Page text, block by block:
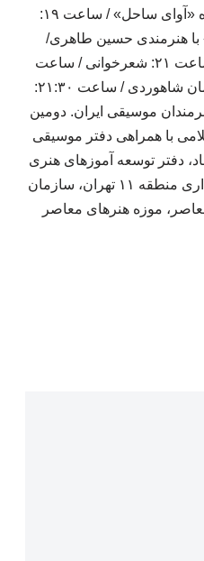
هنرمندان موسیقی ایران. * سه شنبه ۱۶ تیر ساعت ۱۸:۴۵: مراسم سنج و دمام نوازی گروه «آوای ساحل» / ساعت ۱۹:
ابی نیذر» با هنرمندی حسین طاهری/
ساعت ۲۰: مجلس تعزیه«شهادت حضرت قاسم» به سرپرستی جمال قاسمی از شهریار/ ساعت ۲۱: شعرخوانی / ساعت
۲۱:۱۵: اجرای نمایش «قائد – ویژه مراسم تشییع رهبر شهید» به نویسندگی و کارگردانی پژمان شاهوردی / ساعت ۲۱:۳۰:
و بختیاری» / ساعت ۲۱:۴۵: سوگ خوانی هنرمندان موسیقی ایران. دومین
با همراهی دفتر موسیقی
دفتر توسعه آموزهای هنری
وزارت ارشاد، بنیاد امام رضا (ع)، انجمن هنرهای نمایشی ایران، انجمن موسیقی ایران، شهرداری منطقه ۱۱ تهران، سازمان
موزه هنرهای معاصر